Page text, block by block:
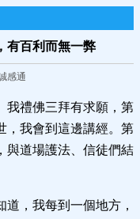
有百利而無一弊
感通
我禮佛三拜有求願，第
，我會到這邊講經。第
與道場護法、信徒們結
，我每到一個地方，